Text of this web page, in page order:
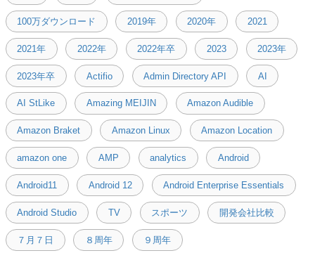
100万ダウンロード 2019年 2020年 2021
2021年 2022年 2022年卒 2023 2023年
2023年卒 Actifio Admin Directory API AI
AI StLike Amazing MEIJIN Amazon Audible
Amazon Braket Amazon Linux Amazon Location
amazon one AMP analytics Android
Android11 Android 12 Android Enterprise Essentials
Android Studio TV スポーツ 開発会社比較
７月７日 ８周年 ９周年